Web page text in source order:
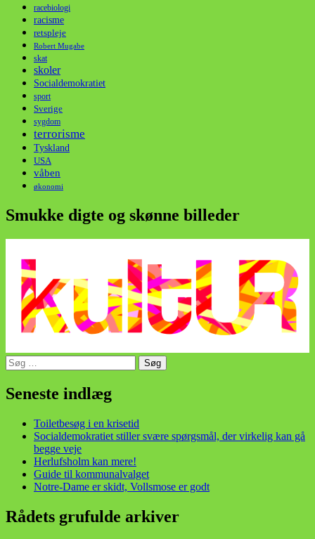
racebiologi
racisme
retspleje
Robert Mugabe
skat
skoler
Socialdemokratiet
sport
Sverige
sygdom
terrorisme
Tyskland
USA
våben
økonomi
Smukke digte og skønne billeder
Søg
efter:
Seneste indlæg
Toiletbesøg i en krisetid
Socialdemokratiet stiller svære spørgsmål, der virkelig kan gå
begge veje
Herlufsholm kan mere!
Guide til kommunalvalget
Notre-Dame er skidt, Vollsmose er godt
Rådets grufulde arkiver